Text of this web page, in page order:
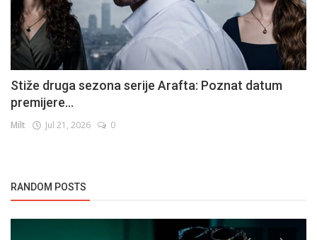
Stiže druga sezona serije Arafta: Poznat datum
premijere...
Milt Jul 21, 2026 0
RANDOM POSTS